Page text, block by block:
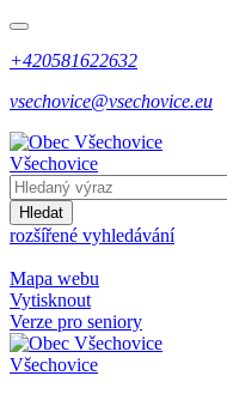
+420581622632
vsechovice@vsechovice.eu
Všechovice
Hledat
rozšířené vyhledávání
Mapa webu
Vytisknout
Verze pro seniory
Všechovice